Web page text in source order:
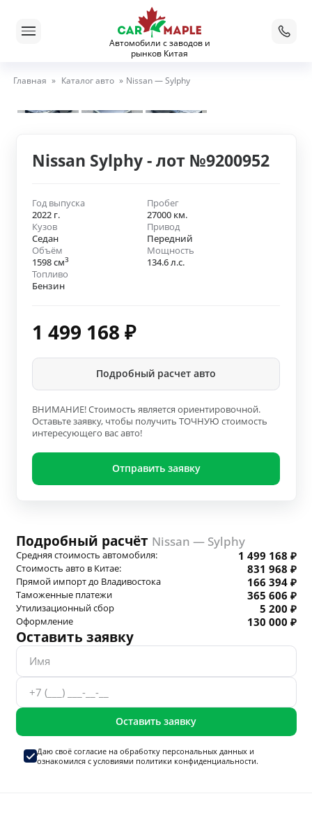
Автомобили с заводов и
рынков Китая
Главная » Каталог авто » Nissan — Sylphy
Nissan Sylphy - лот №9200952
Год выпуска
2022 г.
Пробег
27000 км.
Кузов
Седан
Привод
Передний
Объём
1598 см3
Мощность
134.6 л.с.
Топливо
Бензин
1 499 168 ₽
Подробный расчет авто
ВНИМАНИЕ! Стоимость является ориентировочной.
Оставьте заявку, чтобы получить ТОЧНУЮ стоимость
интересующего вас авто!
Отправить заявку
Подробный расчёт Nissan — Sylphy
Средняя стоимость автомобиля: 1 499 168 ₽
Стоимость авто в Китае: 831 968 ₽
Прямой импорт до Владивостока 166 394 ₽
Таможенные платежи 365 606 ₽
Утилизационный сбор 5 200 ₽
Оформление 130 000 ₽
Оставить заявку
Оставить заявку
Даю своё согласие на обработку персональных данныхи
ознакомился с условиями политики конфиденциальности.